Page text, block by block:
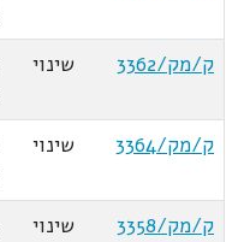
ק/מק/3362
שינוי
ק/מק/3364
שינוי
ק/מק/3358
שינוי